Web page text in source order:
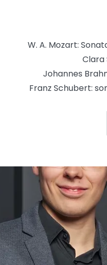
W. A. Mozart:
Clara
Johannes
Franz Schubert: